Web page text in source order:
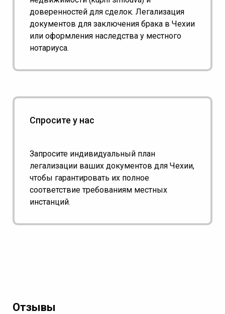
доверенностей для сделок. Легализация
документов для заключения брака в Чехии
или оформления наследства у местного
нотариуса.
Спросите у нас
Запросите индивидуальный план
легализации ваших документов для Чехии,
чтобы гарантировать их полное
соответствие требованиям местных
инстанций.
Отзывы